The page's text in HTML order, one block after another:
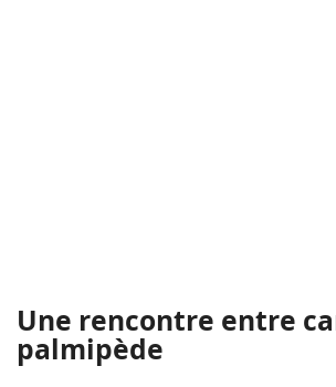
Une rencontre entre
palmipède